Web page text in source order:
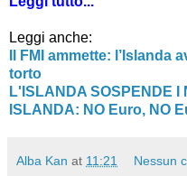
Leggi anche:
Il FMI ammette: l’Islanda
torto
L'ISLANDA SOSPENDE I
ISLANDA: NO Euro, NO
Alba Kan at 11:21 Nessun